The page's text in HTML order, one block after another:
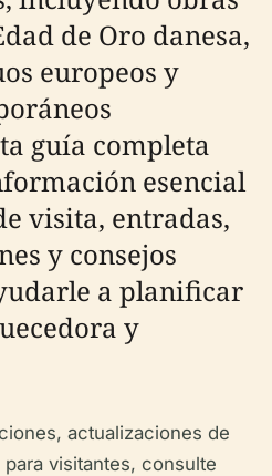
de Oro danesa,
europeos y
guía completa
esencial
visita, entradas,
y consejos
a planificar
y
actualizaciones de
visitantes, consulte